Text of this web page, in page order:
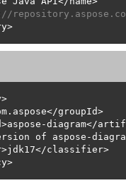
//